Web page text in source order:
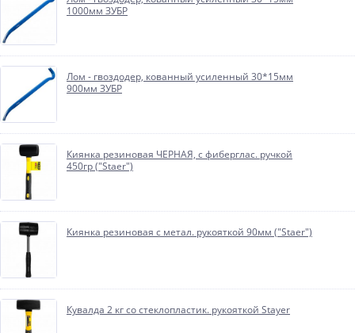
1000мм ЗУБР
Лом - гвоздодер, кованный усиленный 30*15мм
900мм ЗУБР
Киянка резиновая ЧЕРНАЯ, с фиберглас. ручкой
450гр ("Staer")
Киянка резиновая с метал. рукояткой 90мм ("Staer")
Кувалда 2 кг со стеклопластик. рукояткой Stayer